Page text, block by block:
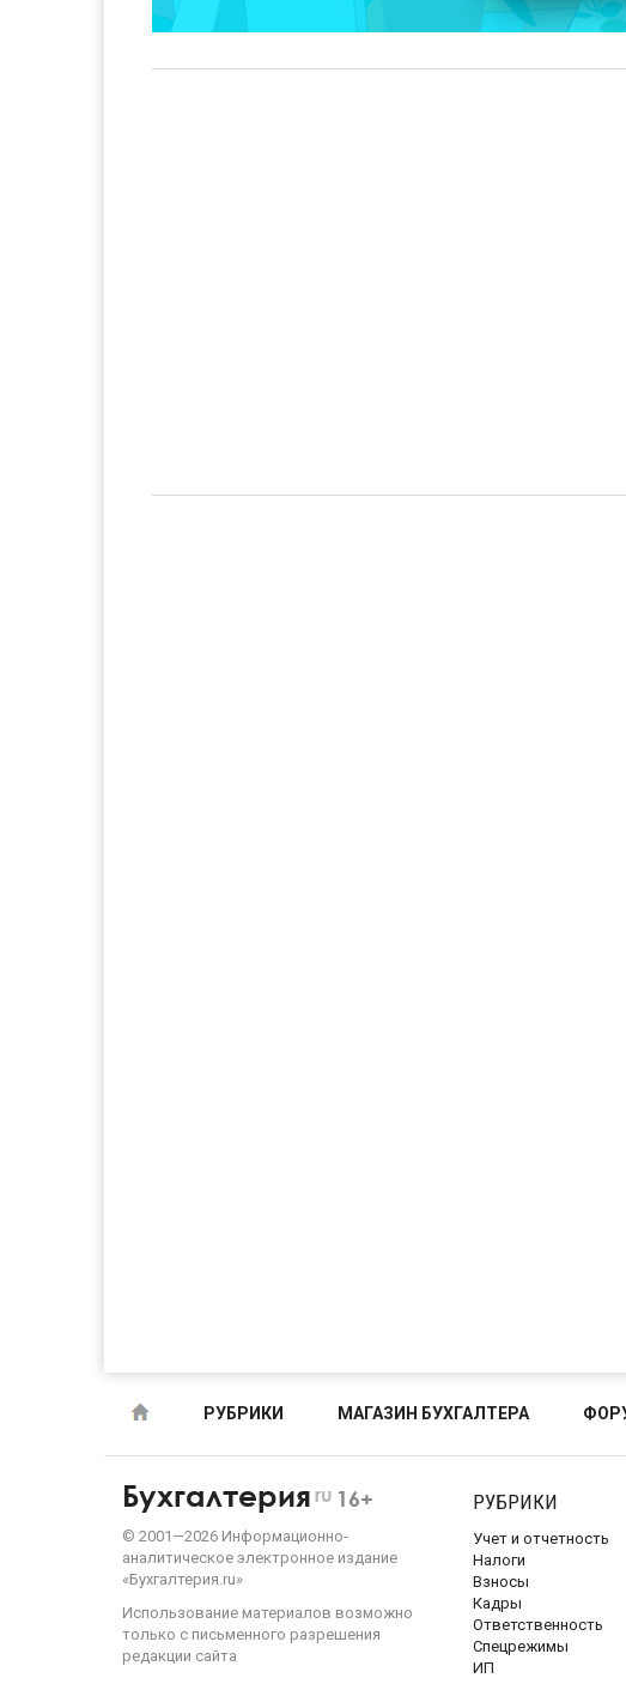
РУБРИКИ МАГАЗИН БУХГАЛТЕРА
Бухгалтерия ru 16+
© 2001—2026 Информационно-
аналитическое электронное издание
«Бухгалтерия.ru»
Использование материалов возможно
только с письменного разрешения
редакции сайта
РУБРИКИ
Учет и отчетность
Налоги
Взносы
Кадры
Ответственность
Спецрежимы
ИП